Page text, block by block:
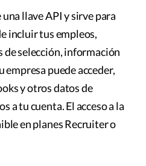
llave API y sirve para
incluir tus empleos,
de selección, información
empresa puede acceder,
y otros datos de
a tu cuenta. El acceso a la
en planes Recruiter o